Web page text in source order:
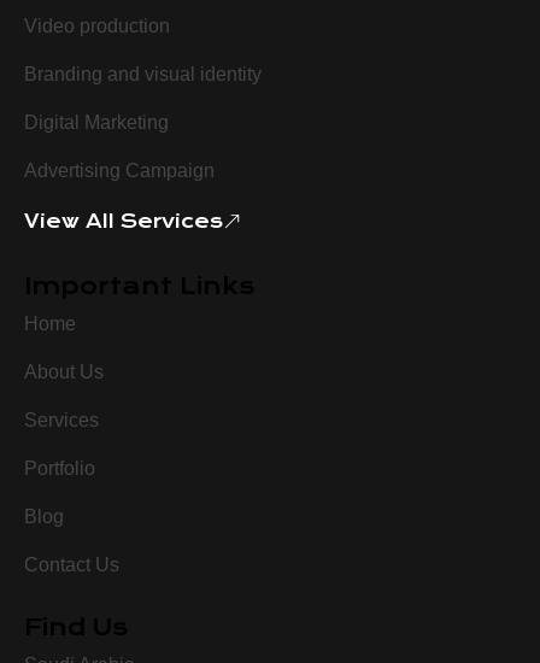
Video production
Branding and visual identity
Digital Marketing
Advertising Campaign
View All Services
Home
About Us
Services
Portfolio
Blog
Contact Us